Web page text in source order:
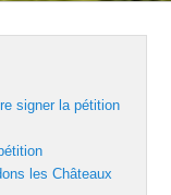
signer la pétition
les Châteaux